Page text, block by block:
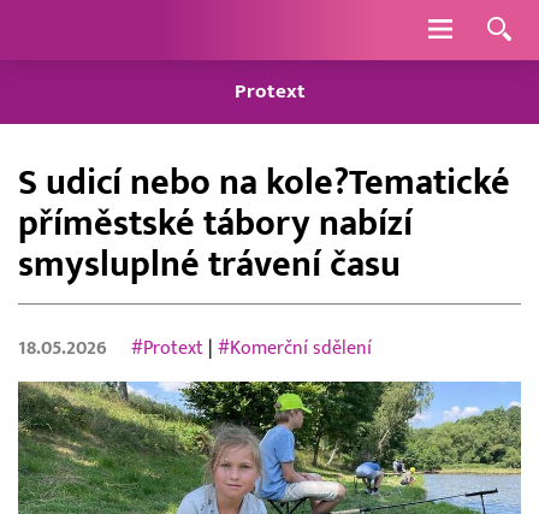
Navigace
Protext
S udicí nebo na kole?Tematické
příměstské tábory nabízí
smysluplné trávení času
18.05.2026 #Protext |#Komerční sdělení